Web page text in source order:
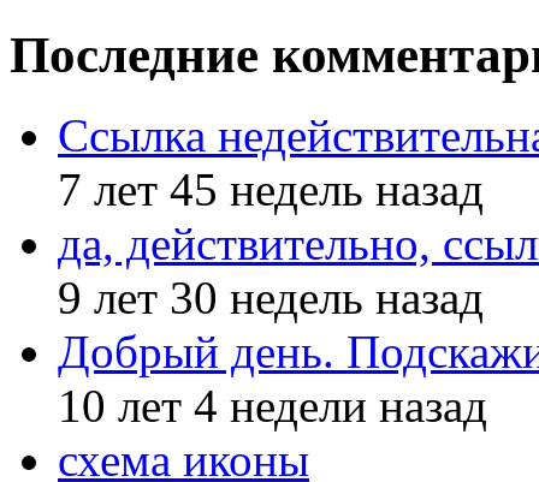
Последние
Ссылка
7 лет 45 недель назад
да, действительно,
9 лет 30 недель назад
Добрый день.
10 лет 4 недели назад
схема иконы